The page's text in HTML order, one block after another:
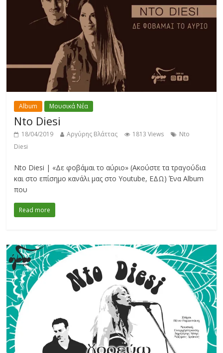
Album Μουσικά Νέα
Nto Diesi
18/04/2019 Αργύρης Βλάττας 1813 Views
Nto
Diesi
Nto Diesi | «Δε φοβάμαι το αύριο» (Ακούστε τα τραγούδια
και στο επίσημο κανάλι μας στο Youtube, ΕΔΩ) Ένα Album
που
Read more